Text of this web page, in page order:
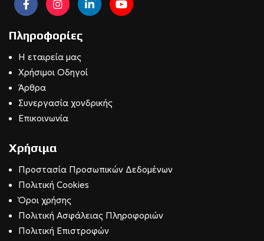
Πληροφορίες
Η εταιρεία μας
Χρήσιμοι Οδηγοί
Άρθρα
Συνεργασία χονδρικής
Επικοινωνία
Χρήσιμα
Προστασία Προσωπικών Δεδομένων
Πολιτική Cookies
Όροι χρήσης
Πολιτική Ασφάλειας Πληροφοριών
Πολιτική Επιστροφών